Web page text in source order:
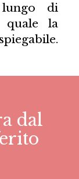
lungo di
quale la
dal